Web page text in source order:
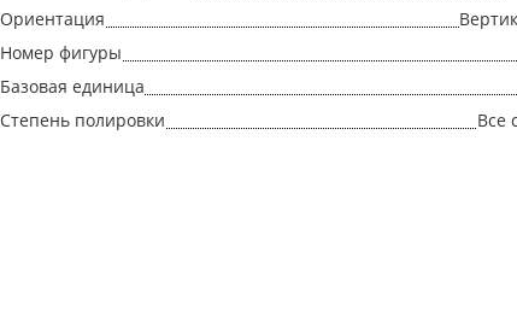
Ориентация
Номер фигуры
Базовая единица
Степень полировки
Все